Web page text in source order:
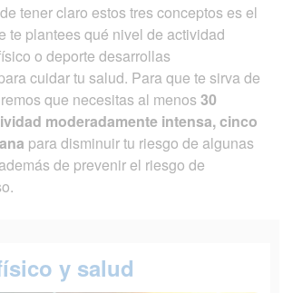
tener claro estos tres conceptos es el
te plantees qué nivel de actividad
o deporte desarrollas
cuidar tu salud. Para que te sirva de
que necesitas al menos30
moderadamente intensa, cinco
para disminuir tu riesgo de algunas
de prevenir el riesgo de
y salud